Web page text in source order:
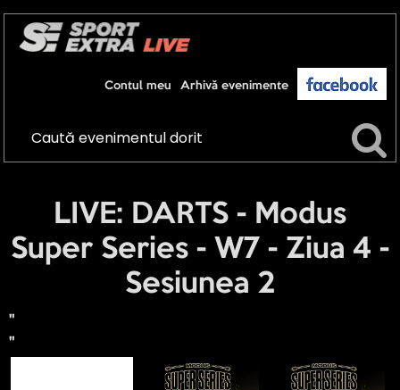
Arhivă evenimente
Contul meu
LIVE: DARTS - Modus
Super Series - W7 - Ziua 4 -
Sesiunea 2
"
"